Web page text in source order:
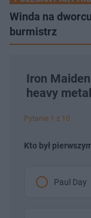
Winda na
burmistrz
Iron
heavy
Pytanie 1 z 10
Kto był
Paul Day